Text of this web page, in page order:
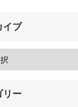
イブ
リー